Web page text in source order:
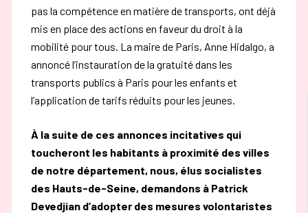
pas la compétence en matière de transports, ont déjà
mis en place des actions en faveur du droit à la
mobilité pour tous. La maire de Paris, Anne Hidalgo, a
annoncé l’instauration de la gratuité dans les
transports publics à Paris pour les enfants et
l’application de tarifs réduits pour les jeunes.
À la suite de ces annonces incitatives qui
toucheront les habitants à proximité des villes
de notre département, nous, élus socialistes
des Hauts-de-Seine, demandons à Patrick
Devedjian d’adopter des mesures volontaristes